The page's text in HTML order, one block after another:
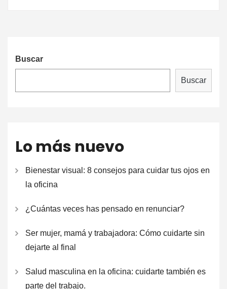
Buscar
Buscar
Lo más nuevo
Bienestar visual: 8 consejos para cuidar tus ojos en
la oficina
¿Cuántas veces has pensado en renunciar?
Ser mujer, mamá y trabajadora: Cómo cuidarte sin
dejarte al final
Salud masculina en la oficina: cuidarte también es
parte del trabajo.